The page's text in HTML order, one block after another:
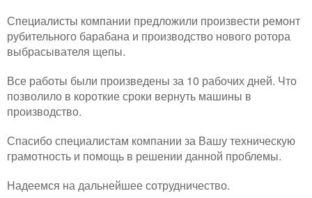
Специалисты компании предложили произвести ремонт
рубительного барабана и производство нового ротора
выбрасывателя щепы.
Все работы были произведены за 10 рабочих дней. Что
позволило в короткие сроки вернуть машины в
производство.
Спасибо специалистам компании за Вашу техническую
грамотность и помощь в решении данной проблемы.
Надеемся на дальнейшее сотрудничество.